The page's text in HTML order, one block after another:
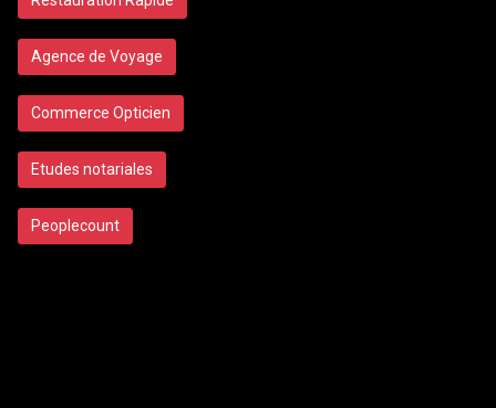
Agence de Voyage
Commerce Opticien
Etudes notariales
Peoplecount